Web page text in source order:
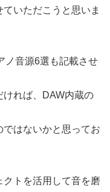
いただこうと思いま
ノ音源6選も記載させ
ければ、DAW内蔵の
はないかと思ってお
トを活用して音を磨